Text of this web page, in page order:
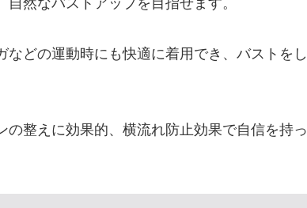
どの運動時にも快適に着用でき、バストをし
整えに効果的、横流れ防止効果で自信を持っ